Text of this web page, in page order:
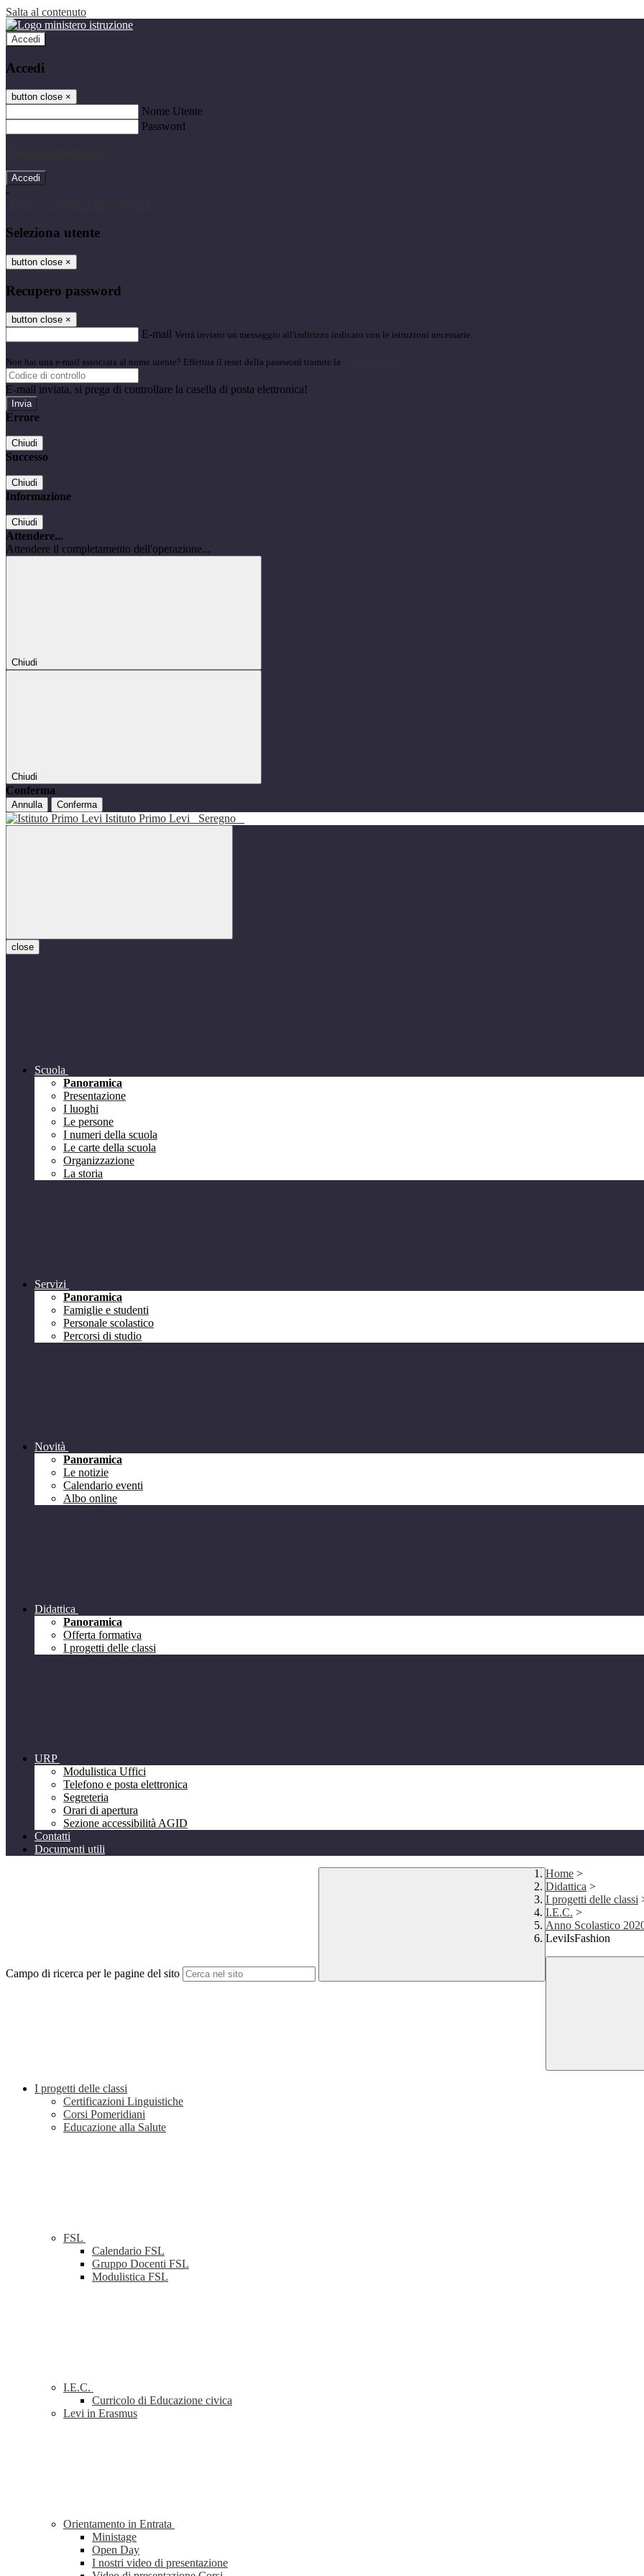
Salta al contenuto
Accedi
Accedi
button close ×
Nome Utente
Password
-
Seleziona utente
button close ×
Recupero password
button close ×
E-mail Verrà inviato un messaggio all'indirizzo indicato con le istruzioni necessarie.
Non hai una e-mail associata al nome utente? Effettua il reset della password tramite la
E-mail inviata, si prega di controllare la casella di posta elettronica!
Errore
Chiudi
Successo
Chiudi
Informazione
Chiudi
Attendere...
Attendere il completamento dell'operazione...
Chiudi
Chiudi
Conferma
Annulla Conferma
Istituto Primo Levi Seregno
close
Scuola
Panoramica
Presentazione
I luoghi
Le persone
I numeri della scuola
Le carte della scuola
Organizzazione
La storia
Servizi
Panoramica
Famiglie e studenti
Personale scolastico
Percorsi di studio
Novità
Panoramica
Le notizie
Calendario eventi
Albo online
Didattica
Panoramica
Offerta formativa
I progetti delle classi
URP
Modulistica Uffici
Telefono e posta elettronica
Segreteria
Orari di apertura
Sezione accessibilità AGID
Contatti
Documenti utili
Campo di ricerca per le pagine del sito
Home >
Didattica >
I progetti delle classi
I.E.C. >
Anno Scolastico
LeviIsFashion
I progetti delle classi
Certificazioni Linguistiche
Corsi Pomeridiani
Educazione alla Salute
FSL
Calendario FSL
Gruppo Docenti FSL
Modulistica FSL
I.E.C.
Curricolo di Educazione civica
Levi in Erasmus
Orientamento in Entrata
Ministage
Open Day
I nostri video di presentazione